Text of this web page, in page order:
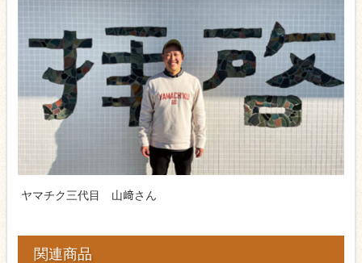
ヤマチク三代目 山﨑さん
関連商品